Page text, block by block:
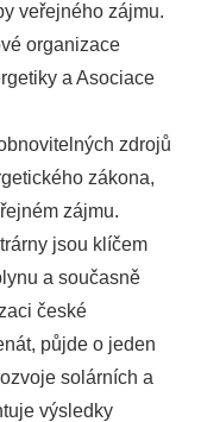
veřejného zájmu.
organizace
a Asociace
zdrojů
zákona,
zájmu.
jsou klíčem
a současně
české
půjde o jeden
solárních a
výsledky